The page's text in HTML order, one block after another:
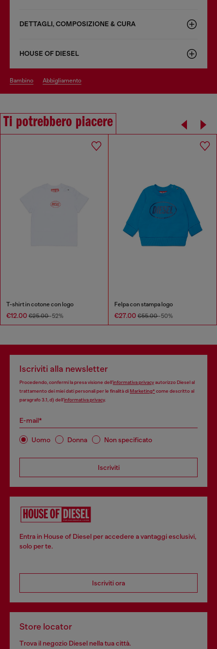
DETTAGLI, COMPOSIZIONE & CURA
HOUSE OF DIESEL
bambino abbigliamento
Ti potrebbero piacere
T-shirt in cotone con logo
€12.00 €25.00-52%
Felpa con stampa logo
€27.00 €55.00-50%
Iscriviti alla newsletter
Procedendo, confermi la presa visione dell’informativa privacyautorizzo Diesel al
trattamento dei miei dati personali per le finalità diMarketing*come descritto al
paragrafo 3.1, d) dell’informativa privacy.
E-mail*
Uomo Donna Non specificato
Iscriviti
Entra in House of Diesel per accedere a vantaggi esclusivi,
solo per te.
Iscriviti ora
Store locator
Trova il negozio Diesel nella tua città.